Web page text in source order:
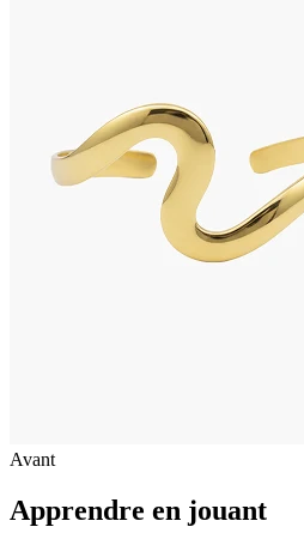
Avant
Apprendre en jouant